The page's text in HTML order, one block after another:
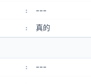
: ---
: 真的
: ---